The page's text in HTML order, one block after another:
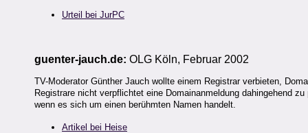
Urteil bei JurPC
guenter-jauch.de: OLG Köln, Februar 2002
TV-Moderator Günther Jauch wollte einem Registrar verbieten,
Registrare nicht verpflichtet eine Domainanmeldung dahingehend
wenn es sich um einen berühmten Namen handelt.
Artikel bei Heise